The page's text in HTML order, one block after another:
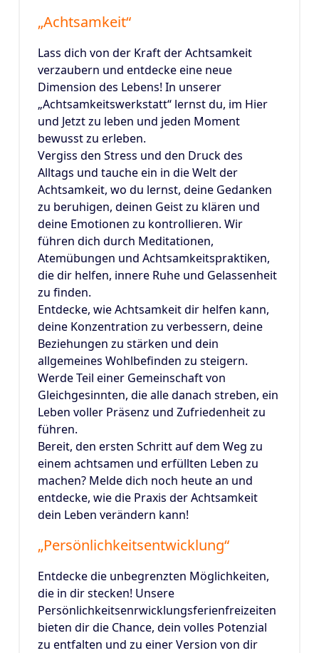
„Achtsamkeit“
Lass dich von der Kraft der Achtsamkeit
verzaubern und entdecke eine neue
Dimension des Lebens! In unserer
„Achtsamkeitswerkstatt“ lernst du, im Hier
und Jetzt zu leben und jeden Moment
bewusst zu erleben.
Vergiss den Stress und den Druck des
Alltags und tauche ein in die Welt der
Achtsamkeit, wo du lernst, deine Gedanken
zu beruhigen, deinen Geist zu klären und
deine Emotionen zu kontrollieren. Wir
führen dich durch Meditationen,
Atemübungen und Achtsamkeitspraktiken,
die dir helfen, innere Ruhe und Gelassenheit
zu finden.
Entdecke, wie Achtsamkeit dir helfen kann,
deine Konzentration zu verbessern, deine
Beziehungen zu stärken und dein
allgemeines Wohlbefinden zu steigern.
Werde Teil einer Gemeinschaft von
Gleichgesinnten, die alle danach streben, ein
Leben voller Präsenz und Zufriedenheit zu
führen.
Bereit, den ersten Schritt auf dem Weg zu
einem achtsamen und erfüllten Leben zu
machen? Melde dich noch heute an und
entdecke, wie die Praxis der Achtsamkeit
dein Leben verändern kann!
„Persönlichkeitsentwicklung“
Entdecke die unbegrenzten Möglichkeiten,
die in dir stecken! Unsere
Persönlichkeitsenrwicklungsferienfreizeiten
bieten dir die Chance, dein volles Potenzial
zu entfalten und zu einer Version von dir